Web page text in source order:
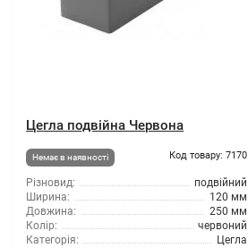
Цегла подвійна Червона
Немає в наявності Код товару: 7170
Різновид:
подвійний
Ширина:
120 мм
Довжина:
250 мм
Колір:
червоний
Категорія:
Цегла